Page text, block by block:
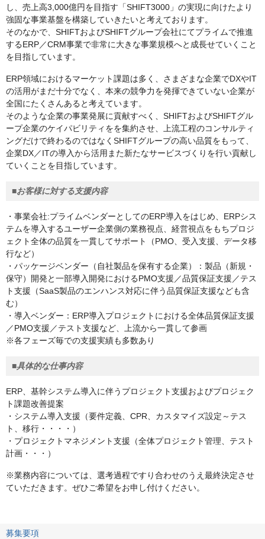
し、売上高3,000億円を目指す「SHIFT3000」の実現に向けたより
強固な事業基盤を構築していきたいと考えております。
そのなかで、SHIFTおよびSHIFTグループ会社にてプライムで推進
するERP／CRM事業で非常に大きな事業規模へと成長せていくこと
を目指しています。
ERP領域におけるマーケット課題は多く、さまざまな企業でDXやIT
の活用がまだ十分でなく、本来の競争力を発揮できていない企業が
全国にたくさんあると考えています。
そのような企業の事業発展に貢献すべく、SHIFTおよびSHIFTグル
ープ企業のケイパビリティをを集約させ、上流工程のコンサルティ
ングだけで終わるのではなくSHIFTグループの高い品質をもって、
企業DX／ITの導入から活用また新たなサービスづくりを行い貢献し
ていくことを目指しています。
■お客様に対する支援内容
・事業会社:プライムベンダーとしてのERP導入をはじめ、ERPシス
テムを導入するユーザー企業側の業務視点、経営視点をもちプロジ
ェクト全体の品質を一貫してサポート（PMO、受入支援、データ移
行など）
・パッケージベンダー（自社製品を保有する企業）：製品（新規・
保守）開発と一部導入開発におけるPMO支援／品質保証支援／テス
ト支援（SaaS製品のエンハンス対応に伴う品質保証支援なども含
む）
・導入ベンダー：ERP導入プロジェクトにおける全体品質保証支援
／PMO支援／テスト支援など、上流から一貫して参画
※各フェーズ毎での支援実績も多数あり
■具体的な仕事内容
ERP、基幹システム導入に伴うプロジェクト支援およびプロジェク
ト課題改善提案
・システム導入支援（要件定義、CPR、カスタマイズ設定～テス
ト、移行・・・・）
・プロジェクトマネジメント支援（全体プロジェクト管理、テスト
計画・・・）
※業務内容については、選考過程ですり合わせのうえ最終決定させ
ていただきます。ぜひご希望をお申し付けください。
募集要項